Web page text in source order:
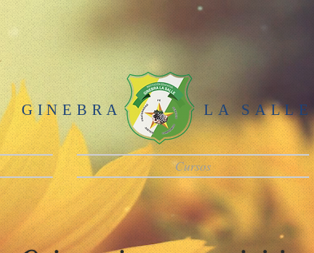
GINEBRA LA SALLE
Cursos